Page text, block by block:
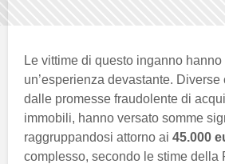
Le vittime di questo inganno
un’esperienza devastante. Diverse
dalle promesse fraudolente di
immobili, hanno versato somme
raggruppandosi attorno ai 45.000
complesso, secondo le stime della